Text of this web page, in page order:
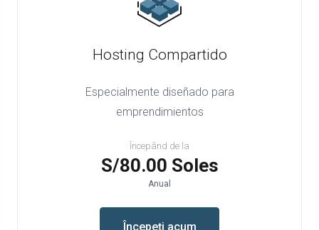
Hosting Compartido
Especialmente diseñado para
emprendimientos
Începând de la
S/80.00 Soles
Anual
Începeți acum